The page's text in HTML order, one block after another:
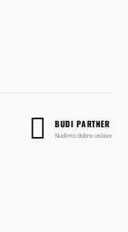
BUDI PARTNER
Nudimo dobre uslove